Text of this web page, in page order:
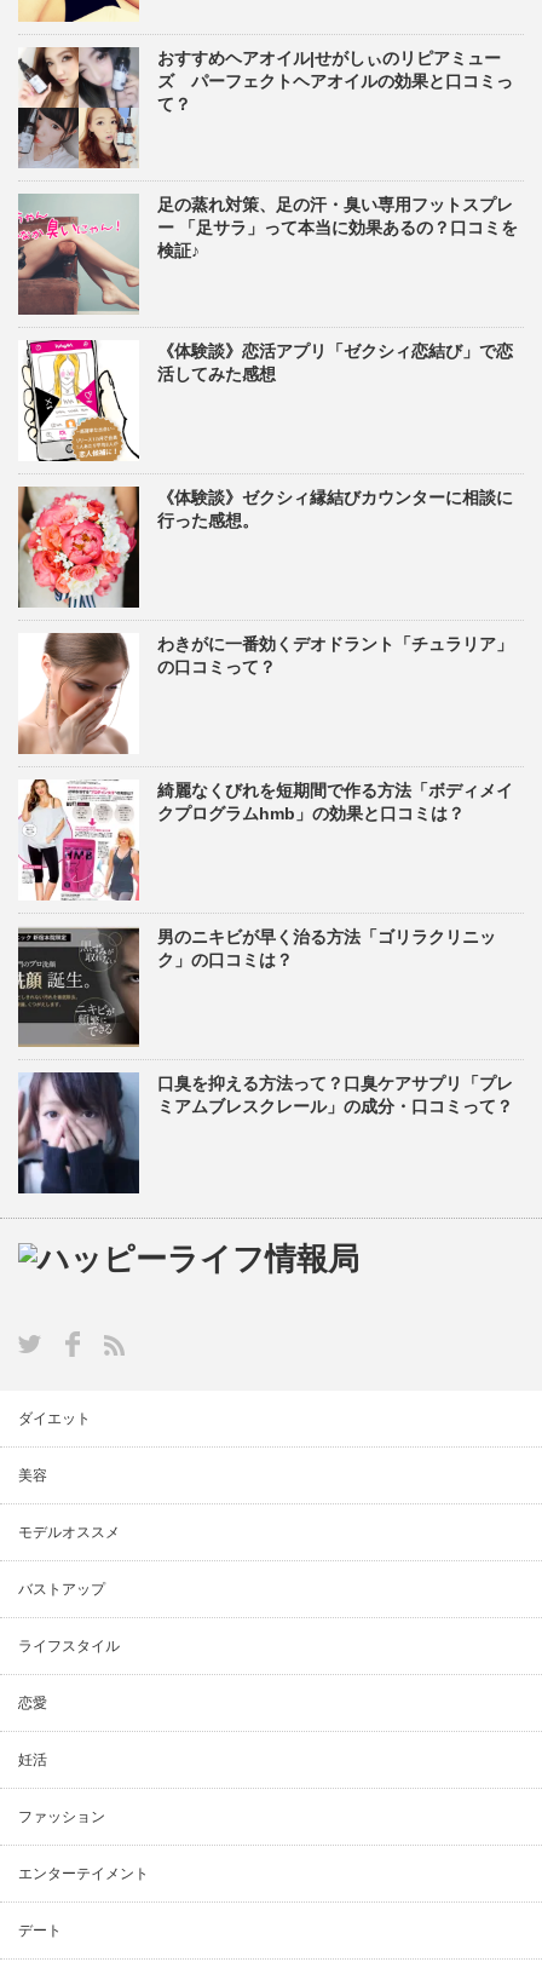
おすすめヘアオイル|せがしぃのリピアミュー
ズ パーフェクトヘアオイルの効果と口コミっ
て？
足の蒸れ対策、足の汗・臭い専用フットスプレ
ー 「足サラ」って本当に効果あるの？口コミを
検証♪
《体験談》恋活アプリ「ゼクシィ恋結び」で恋
活してみた感想
《体験談》ゼクシィ縁結びカウンターに相談に
行った感想。
わきがに一番効くデオドラント「チュラリア」
の口コミって？
綺麗なくびれを短期間で作る方法「ボディメイ
クプログラムhmb」の効果と口コミは？
男のニキビが早く治る方法「ゴリラクリニッ
ク」の口コミは？
口臭を抑える方法って？口臭ケアサプリ「プレ
ミアムブレスクレール」の成分・口コミって？
ダイエット
美容
モデルオススメ
バストアップ
ライフスタイル
恋愛
妊活
ファッション
エンターテイメント
デート